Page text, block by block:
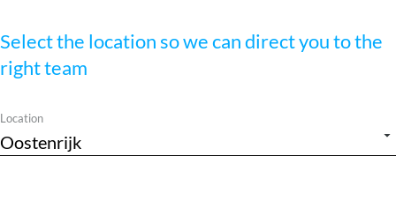
Select the location so we can direct you to the
right team
Location